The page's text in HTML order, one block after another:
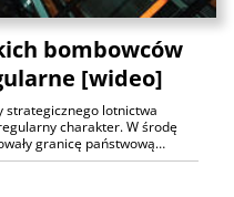
bombowców
[wideo]
strategicznego lotnictwa
charakter. W środę
granicę państwową…